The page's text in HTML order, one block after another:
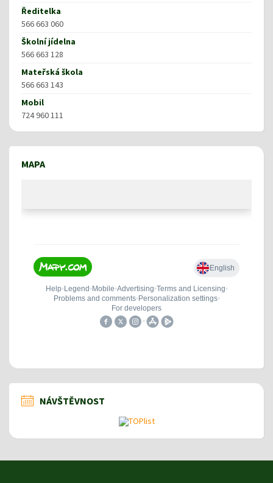
Ředitelka
566 663 060
Školní jídelna
566 663 128
Mateřská škola
566 663 143
Mobil
724 960 111
MAPA
NÁVŠTĚVNOST